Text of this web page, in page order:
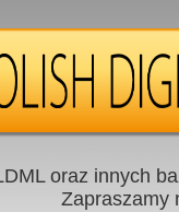
oraz innych
Zapraszamy